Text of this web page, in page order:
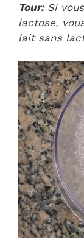
Tour:Si
lactose,
lait sans